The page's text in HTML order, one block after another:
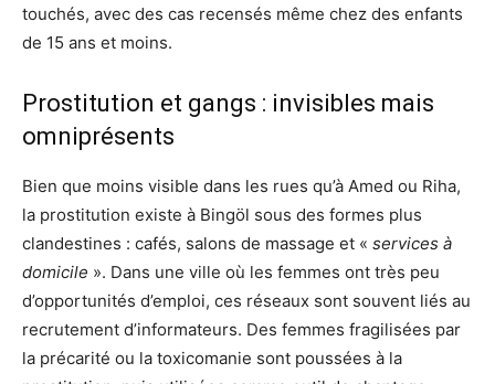
touchés, avec des cas recensés même chez des enfants
de 15 ans et moins.
Prostitution et gangs : invisibles mais
omniprésents
Bien que moins visible dans les rues qu’à Amed ou Riha,
la prostitution existe à Bingöl sous des formes plus
clandestines : cafés, salons de massage et « services à
domicile ». Dans une ville où les femmes ont très peu
d’opportunités d’emploi, ces réseaux sont souvent liés au
recrutement d’informateurs. Des femmes fragilisées par
la précarité ou la toxicomanie sont poussées à la